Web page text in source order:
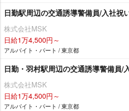
日勤駅周辺の交通誘導警備員/入社祝
株式会社MSK
日給1万4,500円～
アルバイト・パート / 東京都
日勤・羽村駅周辺の交通誘導警備員/
株式会社MSK
日給1万4,500円～
アルバイト・パート / 東京都